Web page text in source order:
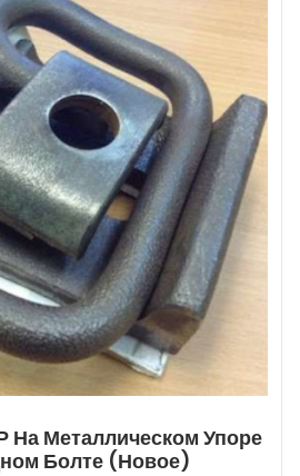
На Металлическом Упоре
Болте (новое)